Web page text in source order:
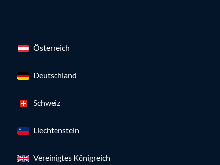
Österreich
Deutschland
Schweiz
Liechtenstein
Vereinigtes Königreich